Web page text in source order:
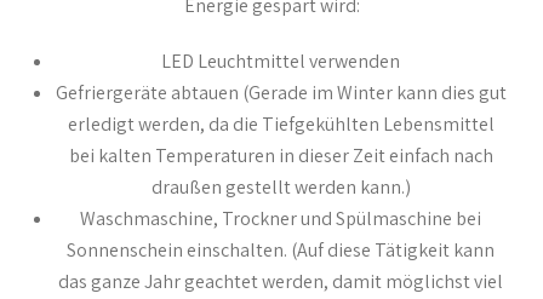
Energie gespart wird:
LED Leuchtmittel verwenden
Gefriergeräte abtauen (Gerade im Winter kann dies gut
erledigt werden, da die Tiefgekühlten Lebensmittel
bei kalten Temperaturen in dieser Zeit einfach nach
draußen gestellt werden kann.)
Waschmaschine, Trockner und Spülmaschine bei
Sonnenschein einschalten. (Auf diese Tätigkeit kann
das ganze Jahr geachtet werden, damit möglichst viel